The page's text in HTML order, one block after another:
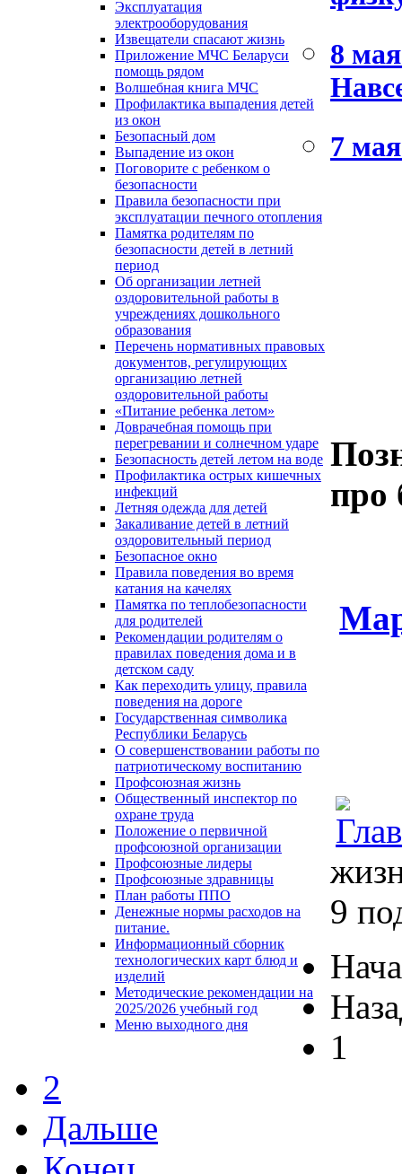
Эксплуатация
электрооборудования
Извещатели спасают жизнь
Приложение МЧС Беларуси
помощь рядом
Волшебная книга МЧС
Профилактика выпадения детей
из окон
Безопасный дом
Выпадение из окон
Поговорите с ребенком о
безопасности
Правила безопасности при
эксплуатации печного отопления
Памятка родителям по
безопасности детей в летний
период
Об организации летней
оздоровительной работы в
учреждениях дошкольного
образования
Перечень нормативных правовых
документов, регулирующих
организацию летней
оздоровительной работы
«Питание ребенка летом»
Доврачебная помощь при
перегревании и солнечном ударе
Безопасность детей летом на воде
Профилактика острых кишечных
инфекций
Летняя одежда для детей
Закаливание детей в летний
оздоровительный период
Безопасное окно
Правила поведения во время
катания на качелях
Памятка по теплобезопасности
для родителей
Рекомендации родителям о
правилах поведения дома и в
детском саду
Как переходить улицу, правила
поведения на дороге
Государственная символика
Республики Беларусь
О совершенствовании работы по
патриотическому воспитанию
Профсоюзная жизнь
Общественный инспектор по
охране труда
Положение о первичной
профсоюзной организации
Профсоюзные лидеры
Профсоюзные здравницы
План работы ППО
Денежные нормы расходов на
питание.
Информационный сборник
технологических карт блюд и
изделий
Методические рекомендации на
2025/2026 учебный год
Меню выходного дня
8
7
про
9
1
2
Дальше